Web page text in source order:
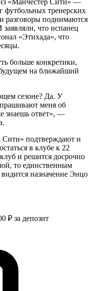
футбольных тренерских
разговоры поднимаются
что испанец
«Этихада», что
больше конкретики,
на ближайший
сезоне? Да. У
меня об
знаешь ответ», —
Сити» подтверждают и
в клубе к 22
и решится досрочно
то единственным
назначение Энцо
₽ за депозит